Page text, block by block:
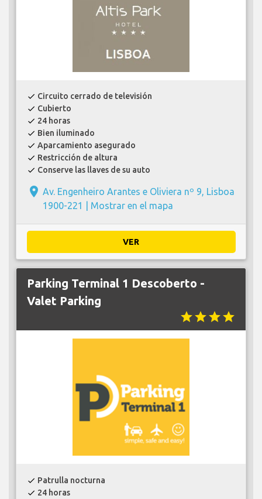
check Circuito cerrado de televisión
check Cubierto
check 24 horas
check Bien iluminado
check Aparcamiento asegurado
check Restricción de altura
check Conserve las llaves de su auto
place Av. Engenheiro Arantes e Oliviera nº 9, Lisboa
1900-221 | Mostrar en el mapa
VER
Parking Terminal 1 Descoberto -
Valet Parking
starstarstarstar
check Patrulla nocturna
check 24 horas